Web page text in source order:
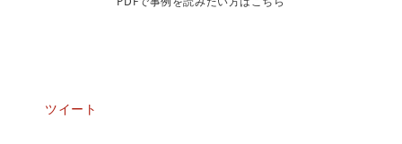
ツイート